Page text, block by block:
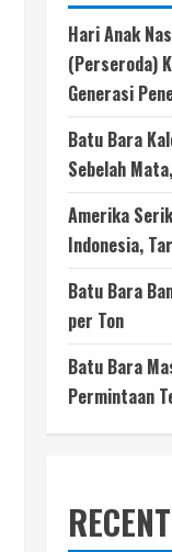
Hari Anak
(Perseroda)
Generasi
Batu Bara
Sebelah
Amerika
Indonesia,
Batu Bara
per Ton
Batu Bara
Permintaan